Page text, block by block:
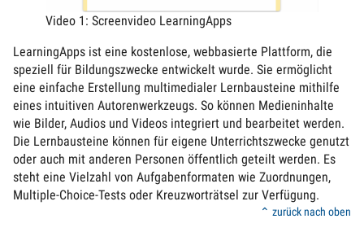
Video 1: Screenvideo LearningApps
LearningApps ist eine kostenlose, webbasierte Plattform, die
speziell für Bildungszwecke entwickelt wurde. Sie ermöglicht
eine einfache Erstellung multimedialer Lernbausteine mithilfe
eines intuitiven Autorenwerkzeugs. So können Medieninhalte
wie Bilder, Audios und Videos integriert und bearbeitet werden.
Die Lernbausteine können für eigene Unterrichtszwecke genutzt
oder auch mit anderen Personen öffentlich geteilt werden. Es
steht eine Vielzahl von Aufgabenformaten wie Zuordnungen,
Multiple-Choice-Tests oder Kreuzworträtsel zur Verfügung.
⌃ zurück nach oben